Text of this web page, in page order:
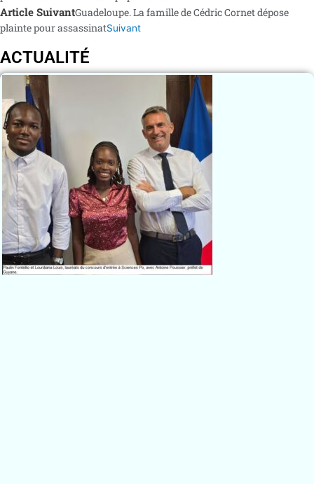
Article SuivantGuadeloupe. La famille de Cédric Cornet dépose
plainte pour assassinatSuivant
ACTUALITÉ